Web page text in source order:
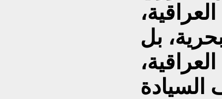
بل
السيادة